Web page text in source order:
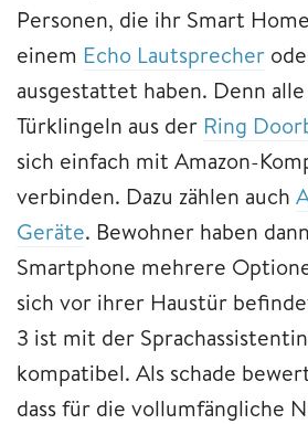
Personen, die ihr Smart
einem Echo Lautsprecher
ausgestattet haben. Denn
Türklingeln aus der Ring
sich einfach mit Amazon-
verbinden. Dazu zählen auch
Geräte. Bewohner haben
Smartphone mehrere
sich vor ihrer Haustür
3 ist mit der
kompatibel. Als schade
dass für die vollumfängliche